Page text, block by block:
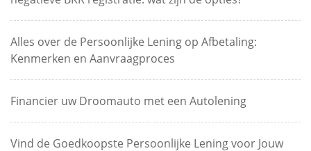
Alles over de Persoonlijke Lening op Afbetaling:
Kenmerken en Aanvraagproces
Financier uw Droomauto met een Autolening
Vind de Goedkoopste Persoonlijke Lening voor Jouw